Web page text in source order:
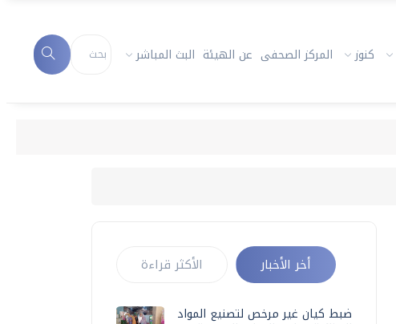
كنوز المركز الصحفى عن الهيئة البث المباشر
أخر الأخبار الأكثر قراءة
ضبط كيان غير مرخص لتصنيع المواد